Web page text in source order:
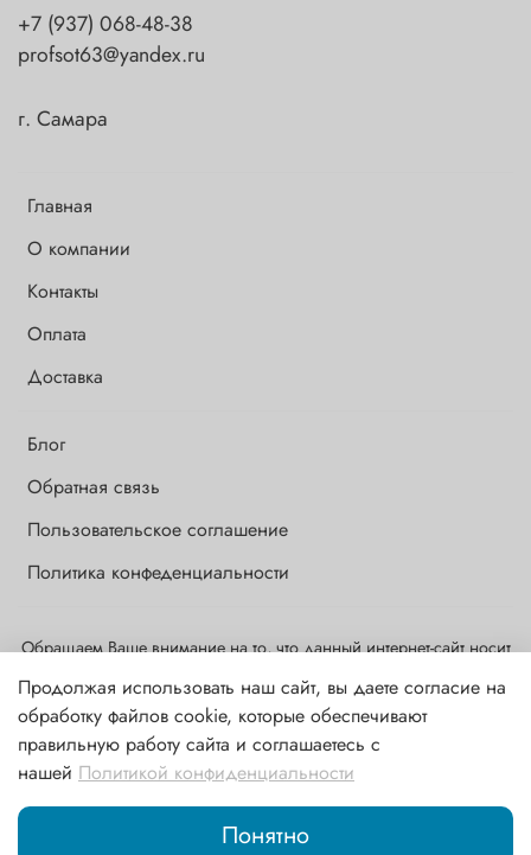
В корзину
Главная
О компании
Контакты
Оплата
Доставка
Блог
Обратная связь
Пользовательское соглашение
Политика конфеденциальности
+7 (937) 068-48-38
profsot63@yandex.ru
г. Самара
Обращаем Ваше внимание на то, что данный интернет-сайт носит
ни при каких условиях информационные материалы и цены,
размещенные на сайте, не являются публичной офертой,
определяемой положениями ст. 437 ГК РФ
Продолжая использовать наш сайт, вы даете согласие на
обработку файлов cookie, которые обеспечивают
правильную работу сайта и соглашаетесь с
нашей Политикой конфиденциальности
Понятно